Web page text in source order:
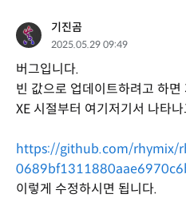
기진곰
2025.05.29 09:49
버그입니다.
빈 값으로 업데이트하려고 하
XE 시절부터 여기저기서 나타
https://github.com/rhymix/
이렇게 수정하시면 됩니다.